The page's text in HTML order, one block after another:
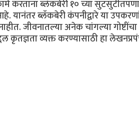
करताना ब्लॅकबेरी १० च्या
ब्लॅकबेरी कंपनीद्वारे या
जीवनातल्या अनेक चांगल्या
कृतज्ञता व्यक्त करण्यासाठी हा